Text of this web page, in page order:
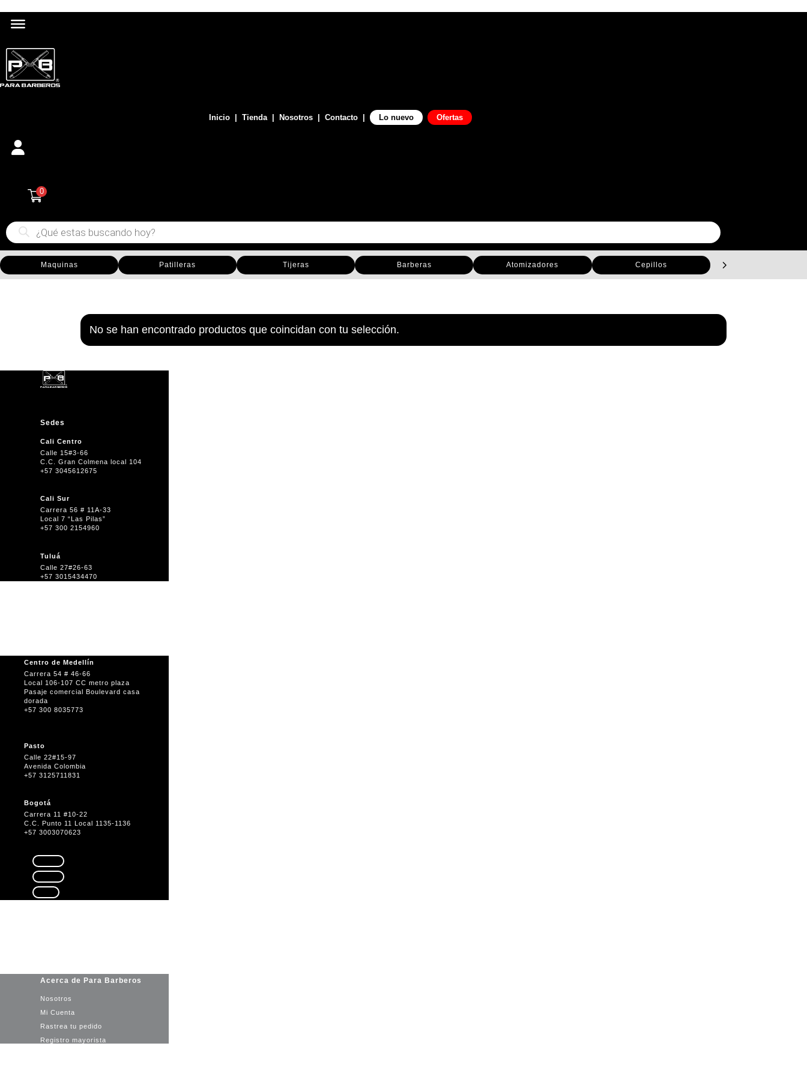
Inicio |Tienda Nosotros |Contacto | Lo nuevo Ofertas

0
Búsqueda
de
productos
Maquinas Patilleras Tijeras Barberas Atomizadores Cepillos
No se han encontrado productos que coincidan con tu selección.
Sedes
Cali Centro
Calle 15#3-66
C.C. Gran Colmena local 104
+57 3045612675
Cali Sur
Carrera 56 # 11A-33
Local 7 “Las Pilas”
+57 300 2154960
Tuluá
Calle 27#26-63
+57 3015434470
Centro de Medellín
Carrera 54 # 46-66
Local 106-107 CC metro plaza
Pasaje comercial Boulevard casa
dorada
+57 300 8035773
Pasto
Calle 22#15-97
Avenida Colombia
+57 3125711831
Bogotá
Carrera 11 #10-22
C.C. Punto 11 Local 1135-1136
+57 3003070623
Seguir
Seguir
Seguir
Acerca de Para Barberos
Nosotros
Mi Cuenta
Rastrea tu pedido
Registro mayorista